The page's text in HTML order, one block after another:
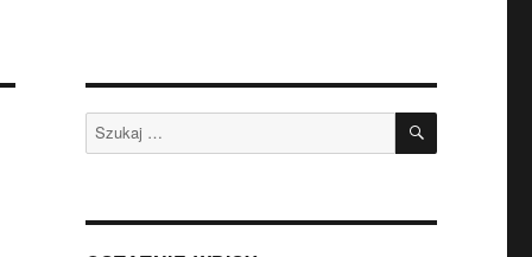
Szukaj: SZUKAJ